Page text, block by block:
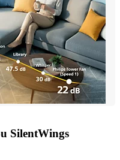
SilentWings